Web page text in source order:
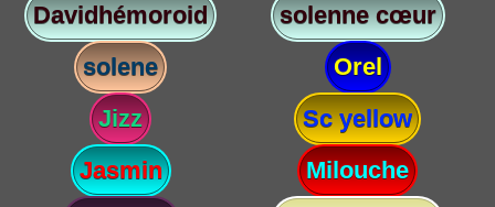
Davidhémoroid
solenne cœur
solene
Orel
Jizz
Sc yellow
Jasmin
Milouche